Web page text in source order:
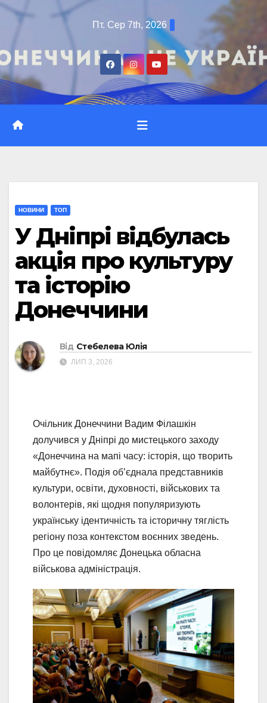
Перейти
Пт. Сер 7th, 2026
НОВИНИ ТОП
У Дніпрі відбулась
акція про культуру
та історію
Донеччини
Від Стебелева Юлія
ЛИП 3, 2026
Очільник Донеччини Вадим Філашкін
долучився у Дніпрі до мистецького заходу
«Донеччина на мапі часу: історія, що творить
майбутнє». Подія об’єднала представників
культури, освіти, духовності, військових та
волонтерів, які щодня популяризують
українську ідентичність та історичну тяглість
регіону поза контекстом воєнних зведень.
Про це повідомляє Донецька обласна
військова адміністрація.